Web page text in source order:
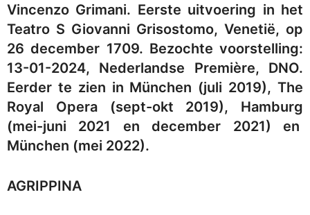
Vincenzo Grimani. Eerste uitvoering in het
Teatro S Giovanni Grisostomo, Venetië, op
26 december 1709. Bezochte voorstelling:
13-01-2024, Nederlandse Première, DNO.
Eerder te zien in München (juli 2019), The
Royal Opera (sept-okt 2019), Hamburg
(mei-juni 2021 en december 2021) en
München (mei 2022).
AGRIPPINA